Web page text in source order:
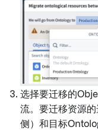
选择要迁移的
流。要迁移资源
侧）和目标